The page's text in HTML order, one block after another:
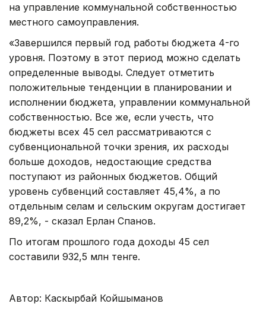
на управление коммунальной собственностью
местного самоуправления.
«Завершился первый год работы бюджета 4-го
уровня. Поэтому в этот период можно сделать
определенные выводы. Следует отметить
положительные тенденции в планировании и
исполнении бюджета, управлении коммунальной
собственностью. Все же, если учесть, что
бюджеты всех 45 сел рассматриваются с
субвенциональной точки зрения, их расходы
больше доходов, недостающие средства
поступают из районных бюджетов. Общий
уровень субвенций составляет 45,4%, а по
отдельным селам и сельским округам достигает
89,2%, - сказал Ерлан Спанов.
По итогам прошлого года доходы 45 сел
составили 932,5 млн тенге.
Автор: Каскырбай Койшыманов